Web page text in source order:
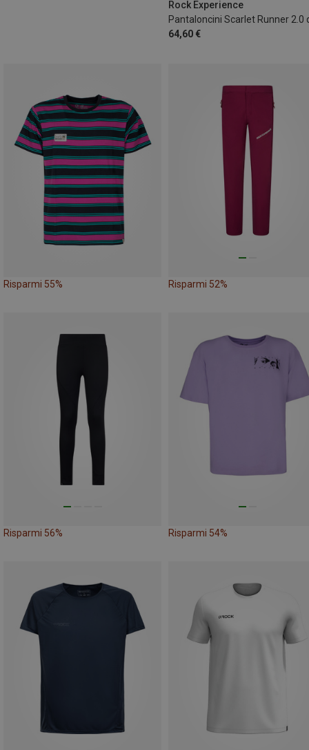
Rock Experience
64,60 €
Risparmi 55% Risparmi 52%
Risparmi 56% Risparmi 54%